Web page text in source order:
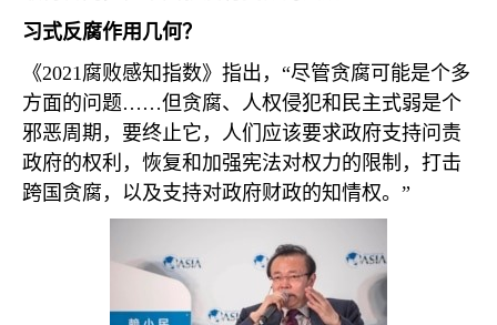
习式反腐作用几何？
《2021腐败感知指数》指出，“尽管贪腐可能是个多
方面的问题……但贪腐、人权侵犯和民主式弱是个
邪恶周期，要终止它，人们应该要求政府支持问责
政府的权利，恢复和加强宪法对权力的限制，打击
跨国贪腐，以及支持对政府财政的知情权。”